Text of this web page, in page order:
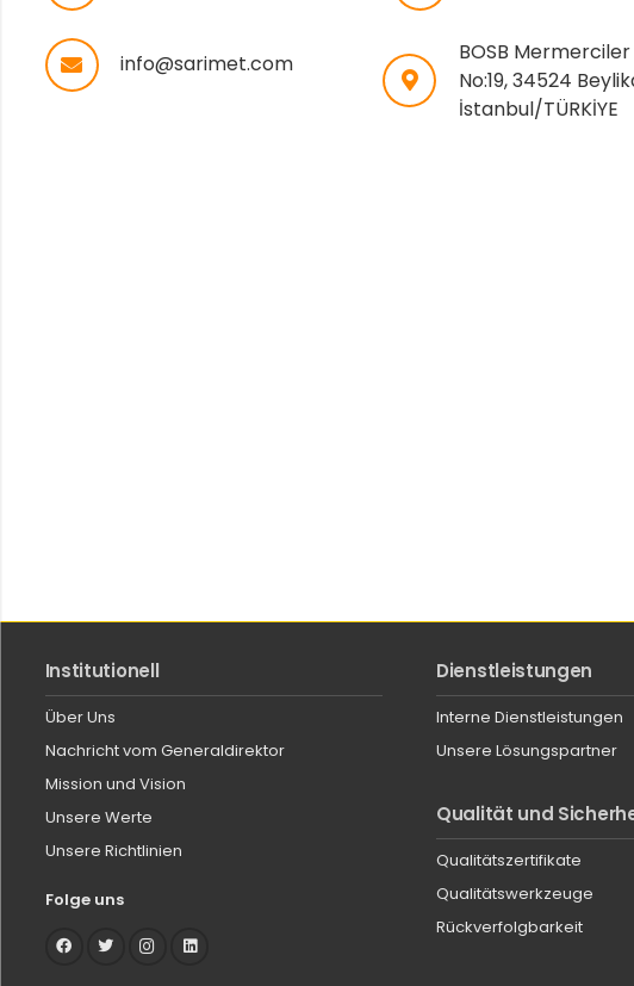
info@sarimet.com
BOSB Mermerciler
No:19, 34524
İstanbul/TÜRKİYE
Institutionell
Über Uns
Nachricht vom Generaldirektor
Mission und Vision
Unsere Werte
Unsere Richtlinien
Folge uns
Dienstleistungen
Interne Dienstleistungen
Unsere Lösungspartner
Qualität und
Qualitätszertifikate
Qualitätswerkzeuge
Rückverfolgbarkeit